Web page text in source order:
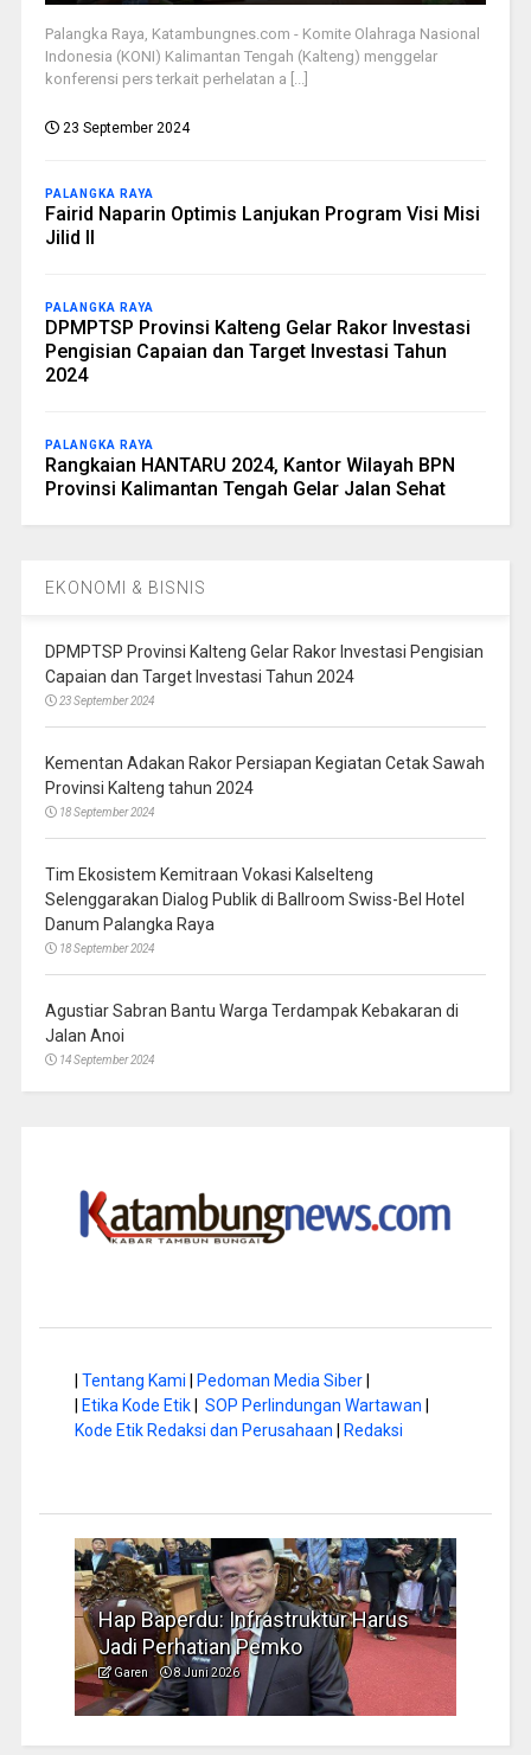
Palangka Raya, Katambungnes.com - Komite Olahraga Nasional
Indonesia (KONI) Kalimantan Tengah (Kalteng) menggelar
konferensi pers terkait perhelatan a [...]
23 September 2024
PALANGKA RAYA
Fairid Naparin Optimis Lanjukan Program Visi Misi
Jilid II
PALANGKA RAYA
DPMPTSP Provinsi Kalteng Gelar Rakor Investasi
Pengisian Capaian dan Target Investasi Tahun
2024
PALANGKA RAYA
Rangkaian HANTARU 2024, Kantor Wilayah BPN
Provinsi Kalimantan Tengah Gelar Jalan Sehat
EKONOMI & BISNIS
DPMPTSP Provinsi Kalteng Gelar Rakor Investasi Pengisian
Capaian dan Target Investasi Tahun 2024
23 September 2024
Kementan Adakan Rakor Persiapan Kegiatan Cetak Sawah
Provinsi Kalteng tahun 2024
18 September 2024
Tim Ekosistem Kemitraan Vokasi Kalselteng
Selenggarakan Dialog Publik di Ballroom Swiss-Bel Hotel
Danum Palangka Raya
18 September 2024
Agustiar Sabran Bantu Warga Terdampak Kebakaran di
Jalan Anoi
14 September 2024
Tentang Kami Pedoman Media Siber|
Etika Kode Etik| SOP Perlindungan Wartawan
Kode Etik Redaksi dan Perusahaan
Redaksi
Hap Baperdu: Infrastruktur Harus
Jadi Perhatian Pemko
Garen 8 Juni 2026